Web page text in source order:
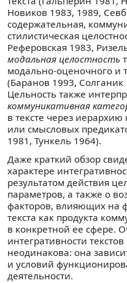
Новиков 1983, 1989,
содержательная,
стилистическая
Реферовская 1983,
модальная целостность
модально-оценочного и
(Баранов 1993,
Цельность также
коммуникативная
в тексте через
или смысловых
1981, Тункель 1964).
Даже краткий обзор
характере
результатом действия
параметров, а также о
факторов, влияющих на
текста как продукта
в конкретной ее сфере.
интегративности
неодинакова: она
и условий
деятельности.